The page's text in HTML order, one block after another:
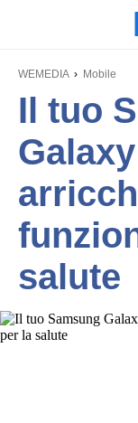
WEMEDIA Mobile
Il tuo
salute